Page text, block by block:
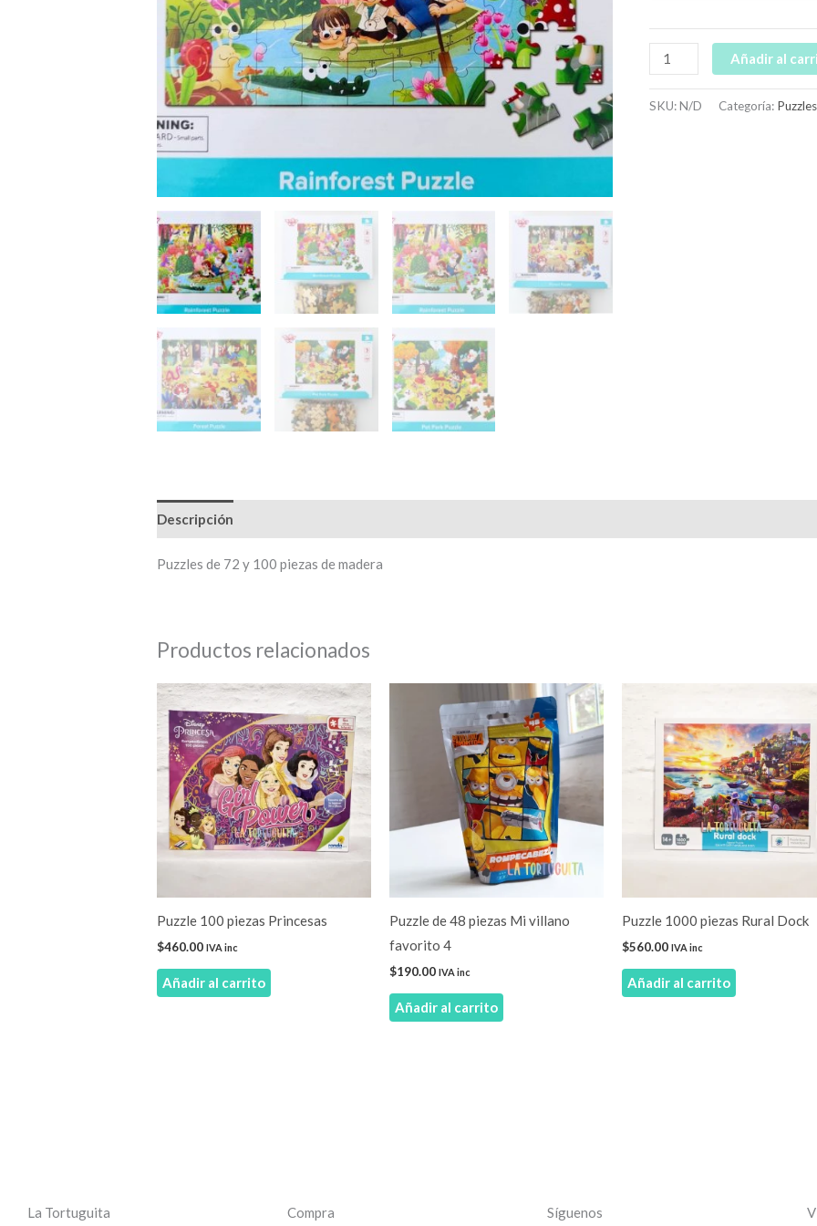
Añadir al
SKU:N/D Categoría: Puzzles
Descripción
Puzzles de 72 y 100 piezas de madera
Productos relacionados
Puzzle 100 piezas Princesas
$460.00 IVA inc
Añadir al carrito
Puzzle de 48 piezas Mi villano
favorito 4
$190.00 IVA inc
Añadir al carrito
Puzzle 1000 piezas Rural Dock
$560.00 IVA inc
Añadir al carrito
La Tortuguita Compra Síguenos